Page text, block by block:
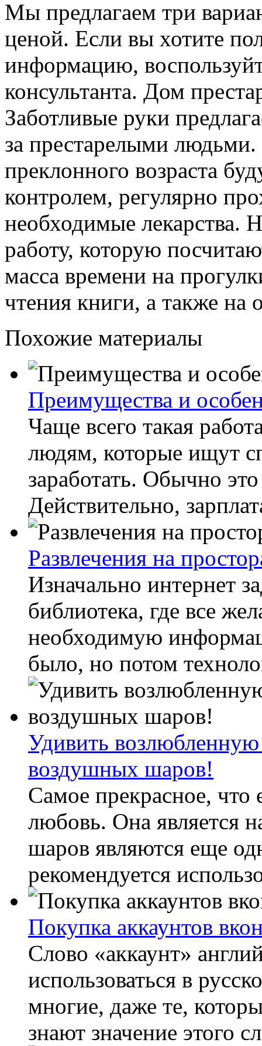
Мы предлагаем три
ценой. Если вы хотите
информацию,
консультанта. Дом
Заботливые руки
за престарелыми
преклонного возраста
контролем, регулярно
необходимые лекарства.
работу, которую
масса времени на
чтения книги, а также на
Похожие материалы
Преимущества и
Чаще всего такая
людям, которые ищут
заработать. Обычно
Действительно,
Развлечения на
Изначально интернет
библиотека, где все
необходимую
было, но потом
Удивить
воздушных шаров!
Самое прекрасное, что
любовь. Она является
шаров являются еще
рекомендуется
Покупка аккаунтов
Слово «аккаунт»
использоваться в
многие, даже те,
знают значение этого